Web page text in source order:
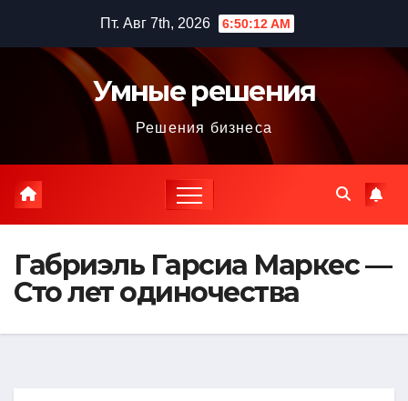
содержимому
Пт. Авг 7th, 2026 6:50:13 AM
Умные решения
Решения бизнеса
Габриэль Гарсиа Маркес —
Сто лет одиночества